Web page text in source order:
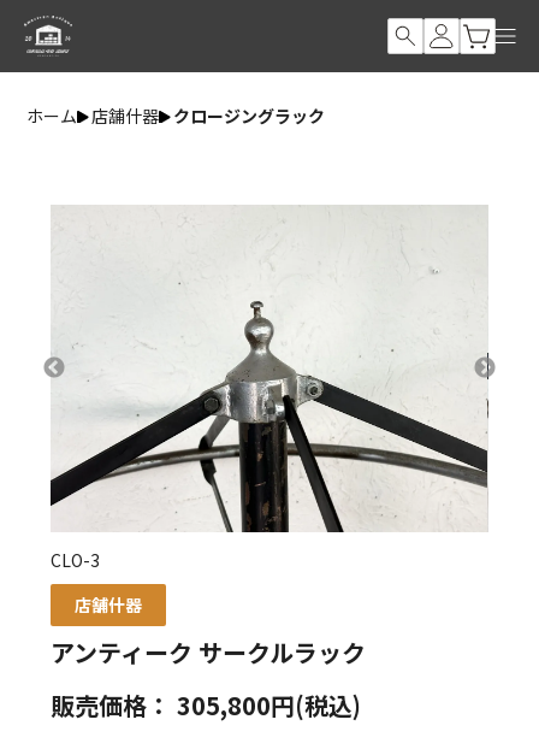
ホーム 店舗什器 クロージングラック
CLO-3
店舗什器
アンティーク サークルラック
販売価格： 305,800円(税込)